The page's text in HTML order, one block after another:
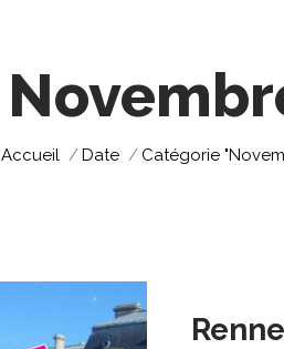
Vous êtes ici :
Accueil Date Catégorie